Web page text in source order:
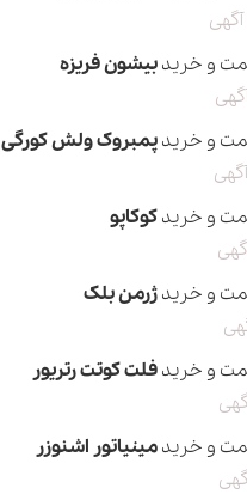
و خریدبیشون فریزه
و خریدپمبروک ولش کورگی
و خریدکوکاپو
و خریدژرمن بلک
و خریدفلت کوتت رتریور
و خریدمینیاتور اشنوزر